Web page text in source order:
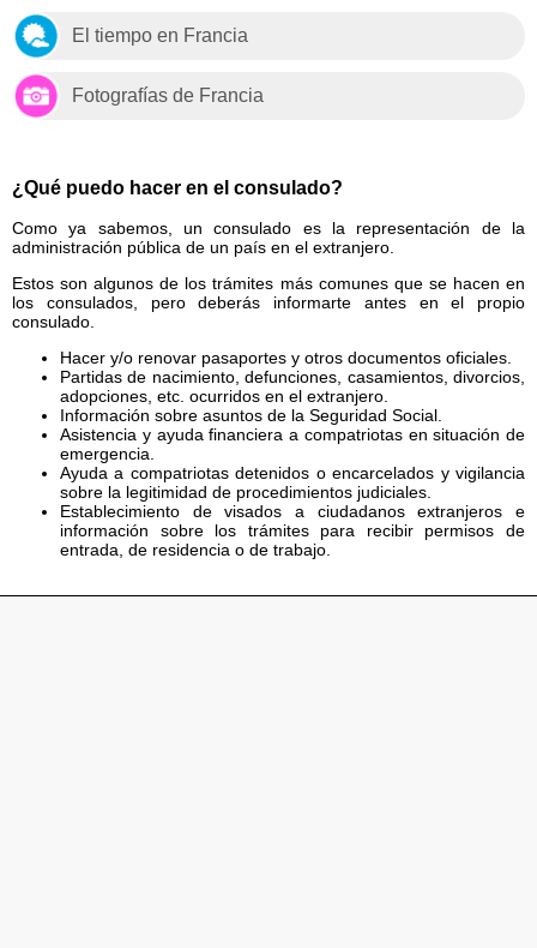
El tiempo en Francia
Fotografías de Francia
¿Qué puedo hacer en el consulado?
Como ya sabemos, un consulado es la representación de la
administración pública de un país en el extranjero.
Estos son algunos de los trámites más comunes que se hacen en
los consulados, pero deberás informarte antes en el propio
consulado.
Hacer y/o renovar pasaportes y otros documentos oficiales.
Partidas de nacimiento, defunciones, casamientos, divorcios,
adopciones, etc. ocurridos en el extranjero.
Información sobre asuntos de la Seguridad Social.
Asistencia y ayuda financiera a compatriotas en situación de
emergencia.
Ayuda a compatriotas detenidos o encarcelados y vigilancia
sobre la legitimidad de procedimientos judiciales.
Establecimiento de visados a ciudadanos extranjeros e
información sobre los trámites para recibir permisos de
entrada, de residencia o de trabajo.